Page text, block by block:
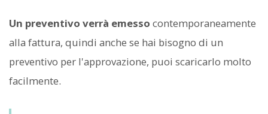
Un preventivo verrà emesso contemporaneamente
alla fattura, quindi anche se hai bisogno di un
preventivo per l'approvazione, puoi scaricarlo molto
facilmente.